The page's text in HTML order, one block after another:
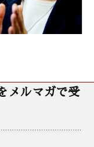
メルマガで受